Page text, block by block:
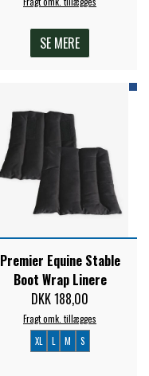
SE MERE
Premier Equine Stable
Boot Wrap Linere
DKK 188,00
Fragt omk. tillægges
XL
L M S